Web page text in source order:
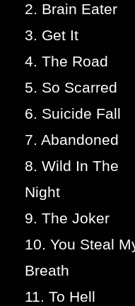
2. Brain Eater
3. Get It
4. The Road
5. So Scarred
6. Suicide Fall
7. Abandoned
8. Wild In The
Night
9. The Joker
10. You Steal
Breath
11. To Hell